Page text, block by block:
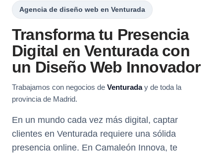
Agencia de diseño web en Venturada
Transforma tu Presencia
Digital en Venturada con
un Diseño Web Innovador
Trabajamos con negocios de Venturaday de toda la
provincia de Madrid.
En un mundo cada vez más digital, captar
clientes en Venturada requiere una sólida
presencia online. En Camaleón Innova, te